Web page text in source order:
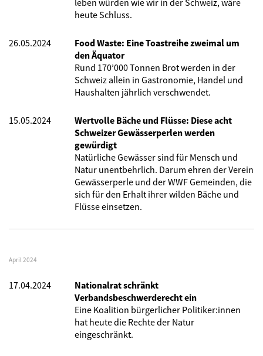
leben würden wie wir in der Schweiz, wäre
heute Schluss.
26.05.2024
Food Waste: Eine Toastreihe zweimal um
den Äquator
Rund 170’000 Tonnen Brot werden in der
Schweiz allein in Gastronomie, Handel und
Haushalten jährlich verschwendet.
15.05.2024
Wertvolle Bäche und Flüsse: Diese acht
Schweizer Gewässerperlen werden
gewürdigt
Natürliche Gewässer sind für Mensch und
Natur unentbehrlich. Darum ehren der Verein
Gewässerperle und der WWF Gemeinden, die
sich für den Erhalt ihrer wilden Bäche und
Flüsse einsetzen.
April 2024
17.04.2024
Nationalrat schränkt
Verbandsbeschwerderecht ein
Eine Koalition bürgerlicher Politiker:innen
hat heute die Rechte der Natur
eingeschränkt.